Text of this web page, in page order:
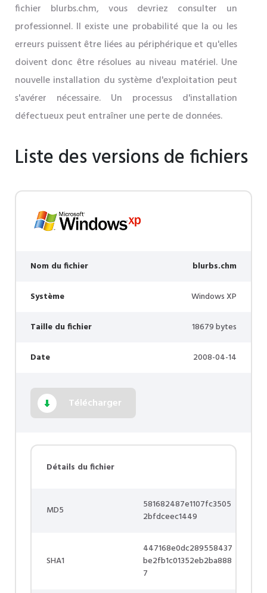
fichier blurbs.chm, vous devriez consulter un
professionnel. Il existe une probabilité que la ou les
erreurs puissent être liées au périphérique et qu'elles
doivent donc être résolues au niveau matériel. Une
nouvelle installation du système d'exploitation peut
s'avérer nécessaire. Un processus d'installation
défectueux peut entraîner une perte de données.
Liste des versions de fichiers
Nom du fichier blurbs.chm
Système Windows XP
Taille du fichier 18679 bytes
Date 2008-04-14
Télécharger
Détails du fichier
MD5
581682487e1107fc3505
2bfdceec1449
SHA1
447168e0dc289558437
be2fb1c01352eb2ba888
7